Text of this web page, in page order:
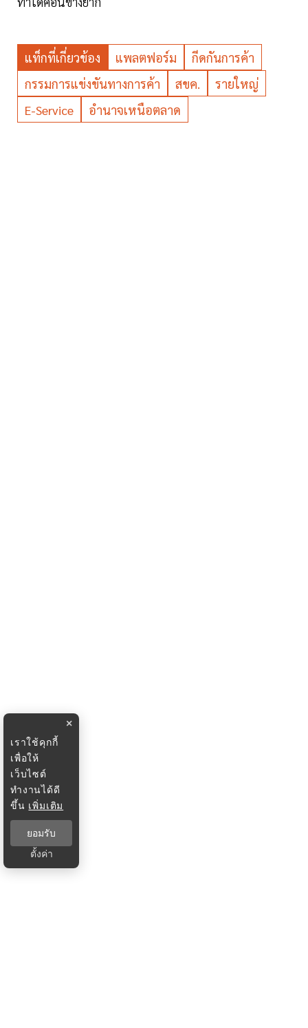
แท็กที่เกี่ยวข้อง แพลตฟอร์ม
กีดกันการค้า
กรรมการแข่งขันทางการค้า
สขค.
รายใหญ่
E-Service
อำนาจเหนือตลาด
×
เราใช้คุกกี้
เพื่อให้
เว็บไซต์
ทำงานได้ดี
ขึ้น เพิ่มเติม
ยอมรับ
ตั้งค่า